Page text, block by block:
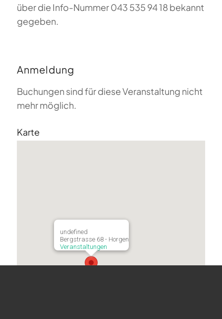
über die Info-Nummer 043 535 94 18 bekannt
gegeben.
Anmeldung
Buchungen sind für diese Veranstaltung nicht
mehr möglich.
Karte
undefined
Bergstrasse 68 - Horgen
Veranstaltungen